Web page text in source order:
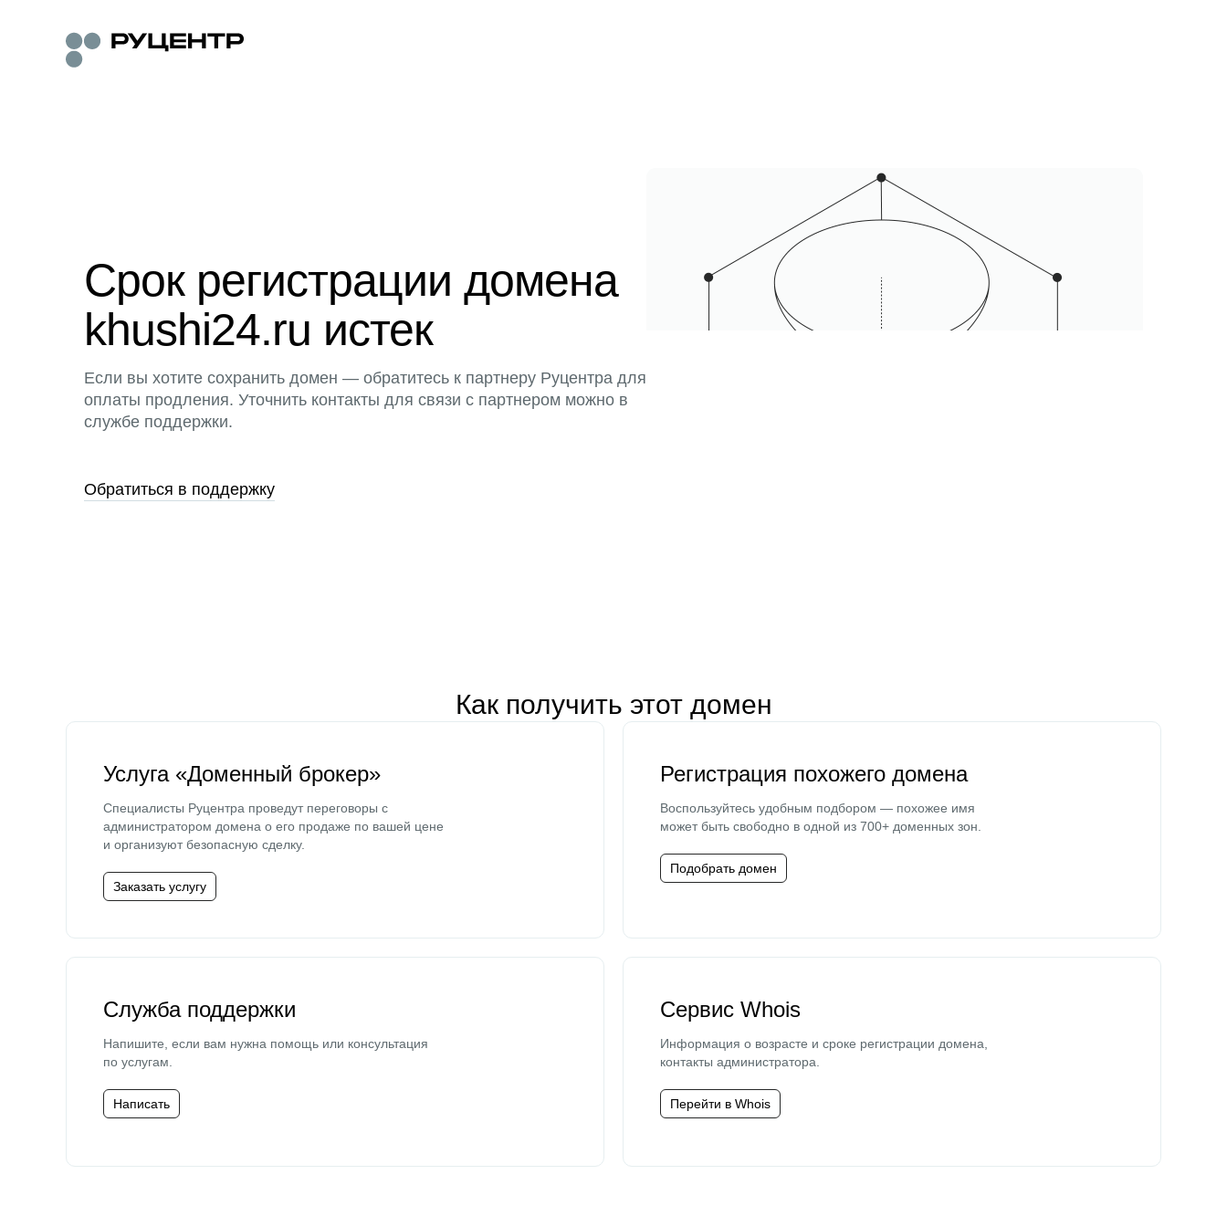
Срок регистрации домена
khushi24.ru истек
Если вы хотите сохранить домен — обратитесь к партнеру Руцентра для
оплаты продления. Уточнить контакты для связи с партнером можно в
службе поддержки.
Обратиться в поддержку
Как получить этот домен
Услуга «Доменный брокер»
Специалисты Руцентра проведут переговоры с
администратором домена о его продаже по вашей цене
и организуют безопасную сделку.
Заказать услугу
Регистрация похожего домена
Воспользуйтесь удобным подбором — похожее имя
может быть свободно в одной из 700+ доменных зон.
Подобрать домен
Служба поддержки
Напишите, если вам нужна помощь или консультация
по услугам.
Написать
Сервис Whois
Информация о возрасте и сроке регистрации домена,
контакты администратора.
Перейти в Whois